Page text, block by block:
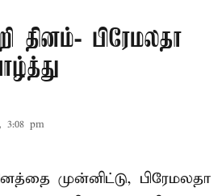
தினம்- பிரேமலதா
3:08 pm
முன்னிட்டு, பிரேமலதா